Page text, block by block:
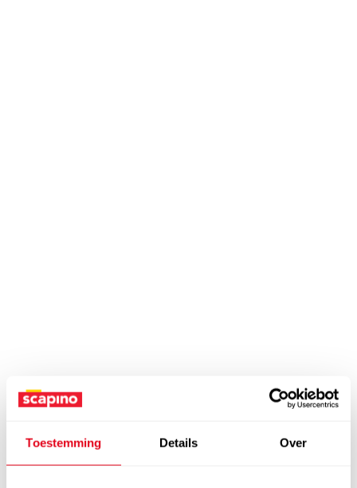
Toestemming Details Over